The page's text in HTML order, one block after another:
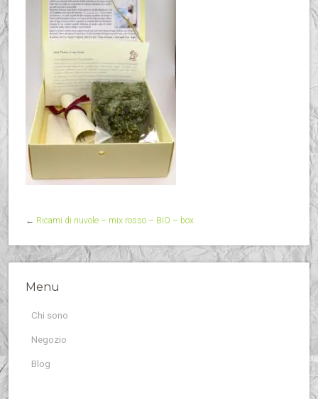
← Ricami di nuvole – mix rosso – BIO – box
Menu
Chi sono
Negozio
Blog